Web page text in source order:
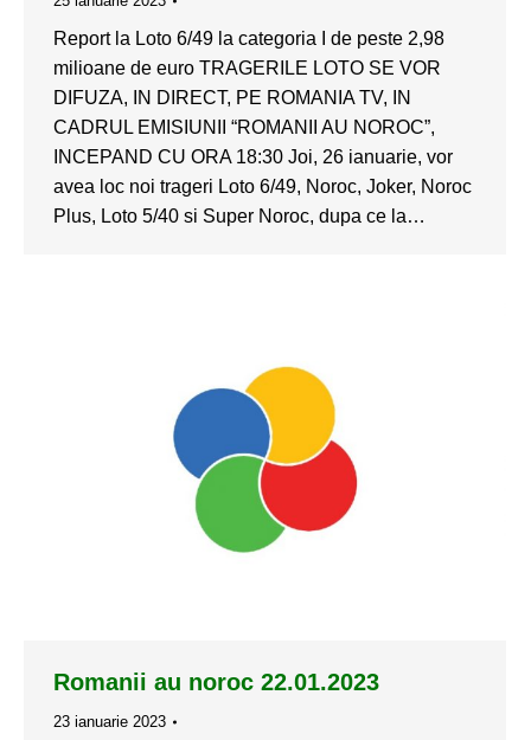
Report la Loto 6/49 la categoria I de peste 2,98
milioane de euro TRAGERILE LOTO SE VOR
DIFUZA, IN DIRECT, PE ROMANIA TV, IN
CADRUL EMISIUNII “ROMANII AU NOROC”,
INCEPAND CU ORA 18:30 Joi, 26 ianuarie, vor
avea loc noi trageri Loto 6/49, Noroc, Joker, Noroc
Plus, Loto 5/40 si Super Noroc, dupa ce la…
Romanii au noroc 22.01.2023
23 ianuarie 2023